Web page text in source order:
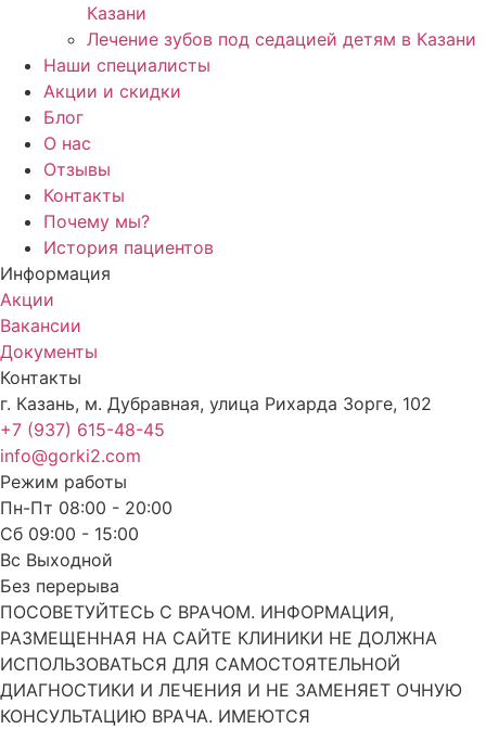
Казани
Лечение зубов под седацией детям в Казани
Наши специалисты
Акции и скидки
Блог
О нас
Отзывы
Контакты
Почему мы?
История пациентов
Информация
Акции
Вакансии
Документы
Контакты
г. Казань, м. Дубравная, улица Рихарда Зорге, 102
+7 (937) 615-48-45
info@gorki2.com
Режим работы
Пн-Пт 08:00 - 20:00
Сб 09:00 - 15:00
Вс Выходной
Без перерыва
ПОСОВЕТУЙТЕСЬ С ВРАЧОМ. ИНФОРМАЦИЯ,
РАЗМЕЩЕННАЯ НА САЙТЕ КЛИНИКИ НЕ ДОЛЖНА
ИСПОЛЬЗОВАТЬСЯ ДЛЯ САМОСТОЯТЕЛЬНОЙ
ДИАГНОСТИКИ И ЛЕЧЕНИЯ И НЕ ЗАМЕНЯЕТ ОЧНУЮ
КОНСУЛЬТАЦИЮ ВРАЧА. ИМЕЮТСЯ